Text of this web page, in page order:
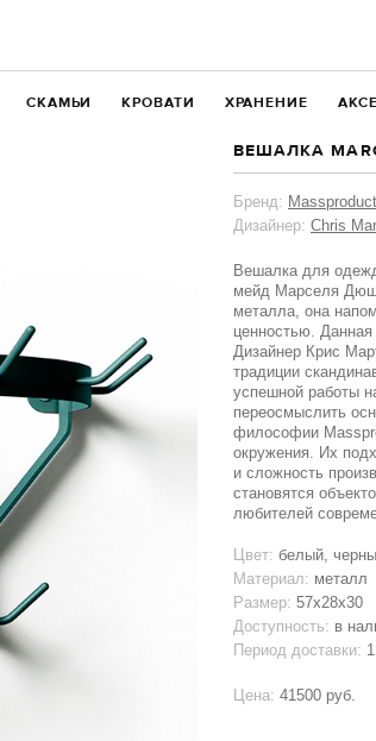
СКАМЬИ КРОВАТИ ХРАНЕНИЕ
ВЕШАЛКА
Бренд:
Дизайнер: Chris
Вешалка для
мейд Марселя
металла, она
ценностью.
Дизайнер Крис
традиции
успешной работы
переосмыслить
философии
окружения. Их
и сложность
становятся
любителей
Цвет: белый,
Материал: металл
Размер: 57x28x30
Доступность: в
Период доставки:
Цена: 41500 руб.